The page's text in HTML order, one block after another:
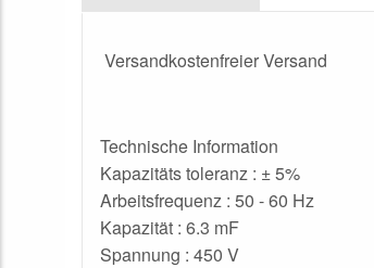
Versandkostenfreier Versand
Technische Information
Kapazitäts toleranz : ± 5%
Arbeitsfrequenz : 50 - 60 Hz
Kapazität : 6.3 mF
Spannung : 450 V